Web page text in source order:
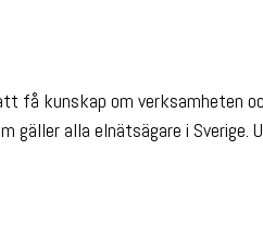
få kunskap om verksamheten
alla elnätsägare i Sverige.